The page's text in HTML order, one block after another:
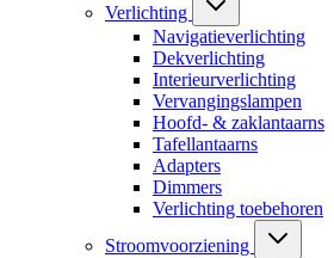
Verlichting
Navigatieverlichting
Dekverlichting
Interieurverlichting
Vervangingslampen
Hoofd- & zaklantaarns
Tafellantaarns
Adapters
Dimmers
Verlichting toebehoren
Stroomvoorziening